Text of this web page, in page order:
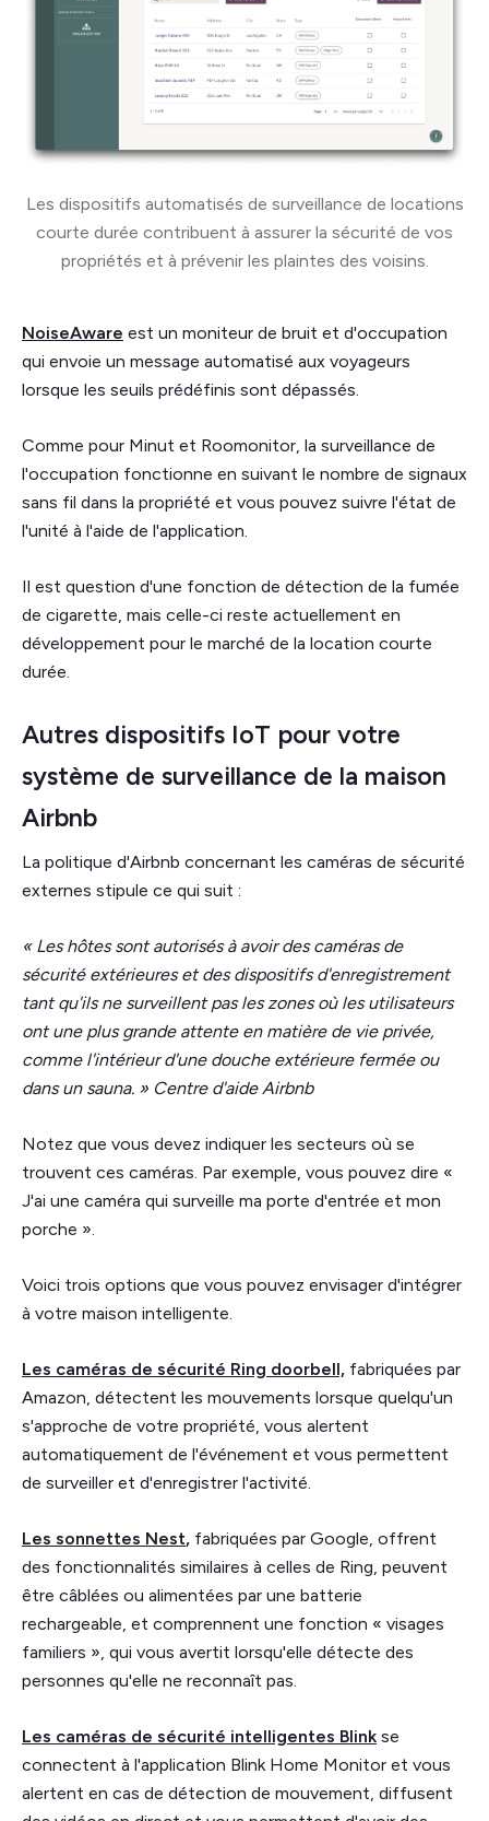
Les dispositifs automatisés de surveillance de locations
courte durée contribuent à assurer la sécurité de vos
propriétés et à prévenir les plaintes des voisins.
NoiseAware est un moniteur de bruit et d'occupation
qui envoie un message automatisé aux voyageurs
lorsque les seuils prédéfinis sont dépassés.
Comme pour Minut et Roomonitor, la surveillance de
l'occupation fonctionne en suivant le nombre de signaux
sans fil dans la propriété et vous pouvez suivre l'état de
l'unité à l'aide de l'application.
Il est question d'une fonction de détection de la fumée
de cigarette, mais celle-ci reste actuellement en
développement pour le marché de la location courte
durée.
Autres dispositifs IoT pour votre
système de surveillance de la maison
Airbnb
La politique d'Airbnb concernant les caméras de sécurité
externes stipule ce qui suit :
« Les hôtes sont autorisés à avoir des caméras de
sécurité extérieures et des dispositifs d'enregistrement
tant qu'ils ne surveillent pas les zones où les utilisateurs
ont une plus grande attente en matière de vie privée,
comme l'intérieur d'une douche extérieure fermée ou
dans un sauna. » Centre d'aide Airbnb
Notez que vous devez indiquer les secteurs où se
trouvent ces caméras. Par exemple, vous pouvez dire «
J'ai une caméra qui surveille ma porte d'entrée et mon
porche ».
Voici trois options que vous pouvez envisager d'intégrer
à votre maison intelligente.
Les caméras de sécurité Ring doorbell, fabriquées par
Amazon, détectent les mouvements lorsque quelqu'un
s'approche de votre propriété, vous alertent
automatiquement de l'événement et vous permettent
de surveiller et d'enregistrer l'activité.
Les sonnettes Nest, fabriquées par Google, offrent
des fonctionnalités similaires à celles de Ring, peuvent
être câblées ou alimentées par une batterie
rechargeable, et comprennent une fonction « visages
familiers », qui vous avertit lorsqu'elle détecte des
personnes qu'elle ne reconnaît pas.
Les caméras de sécurité intelligentes Blink se
connectent à l'application Blink Home Monitor et vous
alertent en cas de détection de mouvement, diffusent